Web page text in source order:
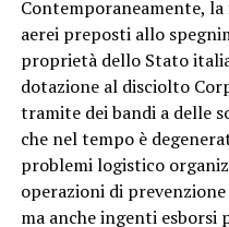
Contemporaneamente,
aerei preposti allo
proprietà dello Stato
dotazione al disciolto
tramite dei bandi a delle
che nel tempo è
problemi logistico
operazioni di
ma anche ingenti esborsi